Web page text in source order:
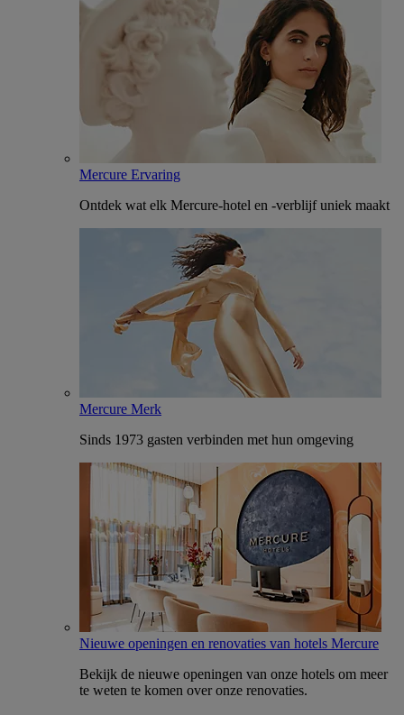
Mercure Ervaring
Ontdek wat elk Mercure-hotel en -verblijf uniek maakt
Mercure Merk
Sinds 1973 gasten verbinden met hun omgeving
Nieuwe openingen en renovaties van hotels Mercure
Bekijk de nieuwe openingen van onze hotels om meer
te weten te komen over onze renovaties.